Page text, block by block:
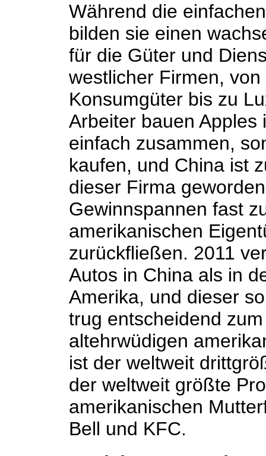
Während die
bilden sie einen
für die Güter und
westlicher Firmen,
Konsumgüter bis zu
Arbeiter bauen
einfach zusammen,
kaufen, und China ist
dieser Firma
Gewinnspannen fast
amerikanischen
zurückfließen. 2011
Autos in China als in
Amerika, und dieser
trug entscheidend
altehrwüdigen
ist der weltweit
der weltweit größte
amerikanischen
Bell und KFC.